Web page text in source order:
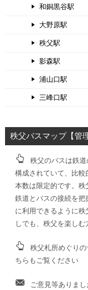
和銅黒谷駅
大野原駅
秩父駅
影森駅
浦山口駅
三峰口駅
秩父バスマップ【管
秩父のバスは鉄
構成されていて、比較
本数は限定的です。秩
鉄道とバスの接続を
に利用できるように
しでも、秩父を楽しむ
秩父札所めぐり
ちらもご覧ください
ご意見等ありま